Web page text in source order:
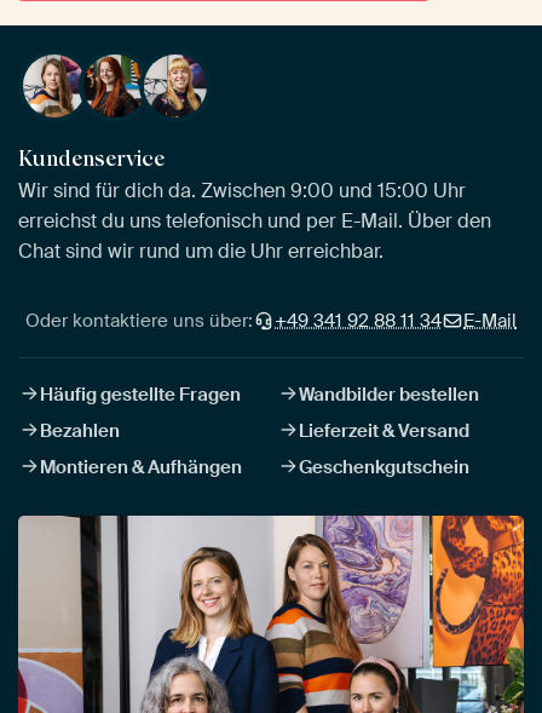
Kundenservice
Wir sind für dich da. Zwischen 9:00 und 15:00 Uhr
erreichst du uns telefonisch und per E-Mail. Über den
Chat sind wir rund um die Uhr erreichbar.
Oder kontaktiere uns über: +49 341 92 88 11 34 E-Mail
Häufig gestellte Fragen
Wandbilder bestellen
Bezahlen
Lieferzeit & Versand
Montieren & Aufhängen
Geschenkgutschein